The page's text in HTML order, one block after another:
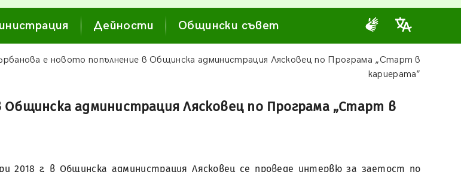
Дейности Общински съвет
е новото попълнение в Общинска администрация Лясковец по Програма „Старт в
кариерата”
администрация Лясковец по Програма „Старт в
2018 г. в Общинска администрация Лясковец се проведе интервю за заетост по